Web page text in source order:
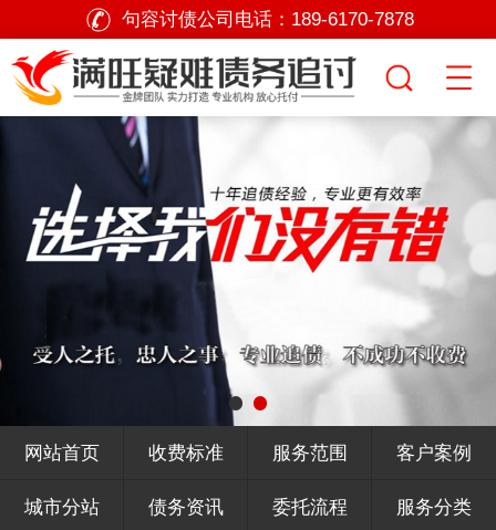
句容讨债公司电话： 189-6170-7878
网站首页 收费标准 服务范围 客户案例
城市分站 债务资讯 委托流程 服务分类